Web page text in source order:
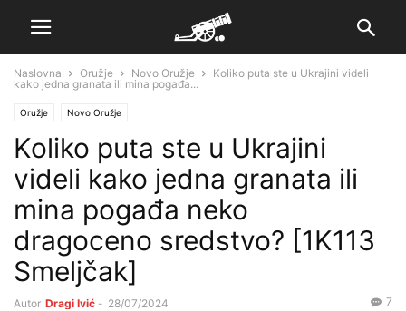
Naslovna Oružje Novo Oružje
Koliko puta ste u Ukrajini videli
kako jedna granata ili mina pogađa...
Oružje Novo Oružje
Koliko puta ste u Ukrajini
videli kako jedna granata ili
mina pogađa neko
dragoceno sredstvo? [1K113
Smeljčak]
Autor Dragi Ivić - 28/07/2024 7